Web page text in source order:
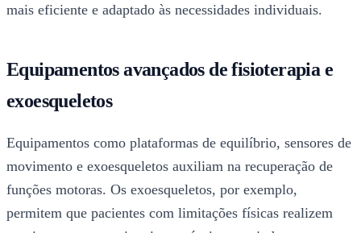
mais eficiente e adaptado às necessidades individuais.
Equipamentos avançados de fisioterapia e
exoesqueletos
Equipamentos como plataformas de equilíbrio, sensores de
movimento e exoesqueletos auxiliam na recuperação de
funções motoras. Os exoesqueletos, por exemplo,
permitem que pacientes com limitações físicas realizem